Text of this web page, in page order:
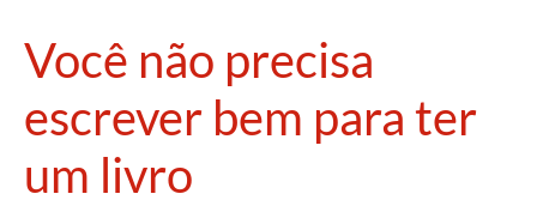
Você não precisa
escrever bem para ter
um livro